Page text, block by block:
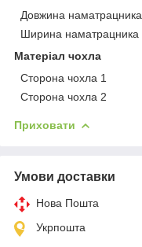
Довжина наматрацника
Ширина наматрацника
Матеріал чохла
Сторона чохла 1
Сторона чохла 2
Приховати
Умови доставки
Нова Пошта
Укрпошта